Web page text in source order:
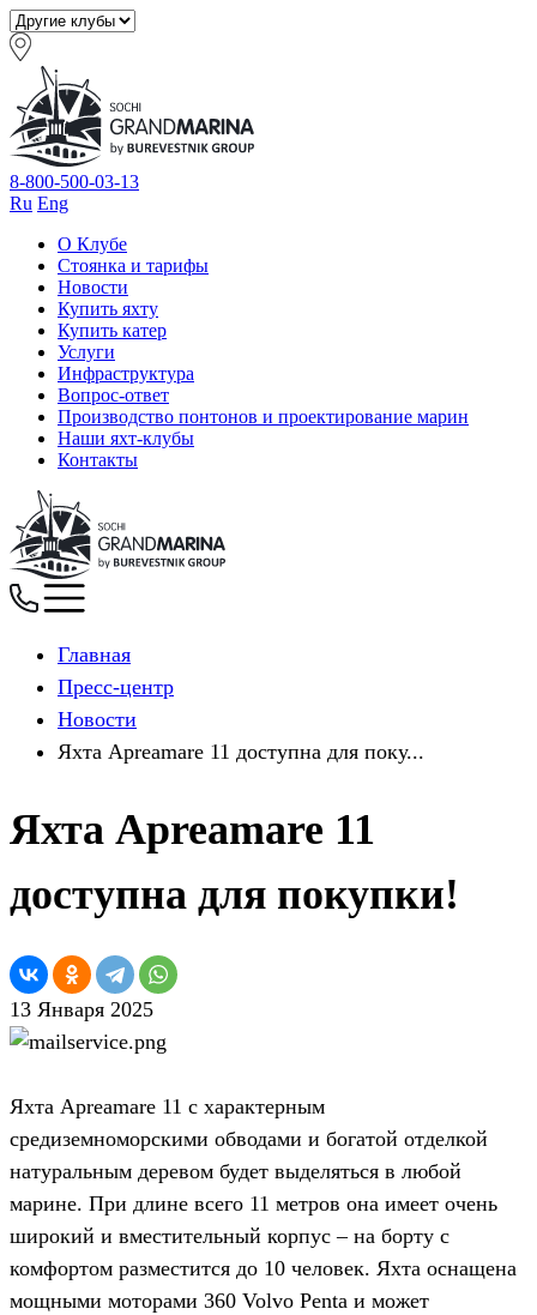
8-800-500-03-13
Ru Eng
О Клубе
Стоянка и тарифы
Новости
Купить яхту
Купить катер
Услуги
Инфраструктура
Вопрос-ответ
Производство понтонов и проектирование марин
Наши яхт-клубы
Контакты
Главная
Пресс-центр
Новости
Яхта Apreamare 11 доступна для поку...
Яхта Apreamare 11
доступна для покупки!
13 Января 2025
Яхта Apreamare 11 с характерным
средиземноморскими обводами и богатой отделкой
натуральным деревом будет выделяться в любой
марине. При длине всего 11 метров она имеет очень
широкий и вместительный корпус – на борту с
комфортом разместится до 10 человек. Яхта оснащена
мощными моторами 360 Volvo Penta и может